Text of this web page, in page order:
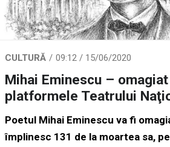
CULTURĂ 09:12 / 15/06/2020
Mihai Eminescu –
platformele Teatrului
Poetul Mihai Eminescu va fi
împlinesc 131 de la moartea sa,